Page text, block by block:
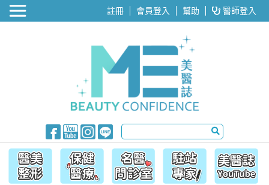
醫美整形 註冊 會員登入 幫助 醫師登入